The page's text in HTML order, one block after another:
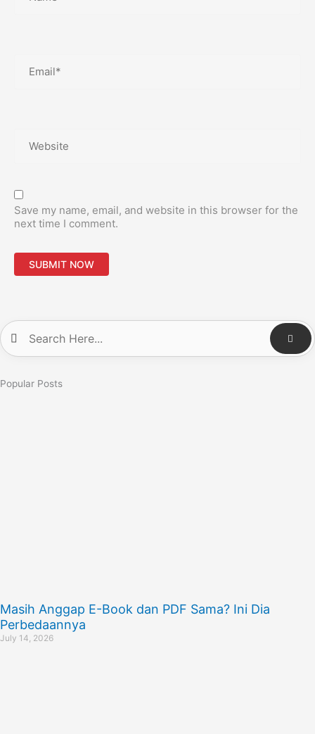
Save my name, email, and website in this browser for the
next time I comment.
Popular Posts
Masih Anggap E-Book dan PDF Sama? Ini Dia
Perbedaannya
July 14, 2026